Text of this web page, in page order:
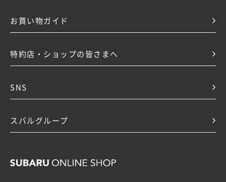
お買い物ガイド
特約店・ショップの皆さまへ
SNS
スバルグループ